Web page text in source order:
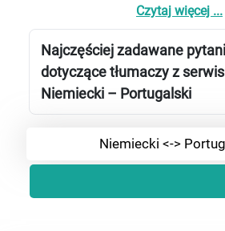
Czytaj więcej ...
Najczęściej zadawane
dotyczące tłumaczy z
Niemiecki – Portugalski
Niemiecki <->